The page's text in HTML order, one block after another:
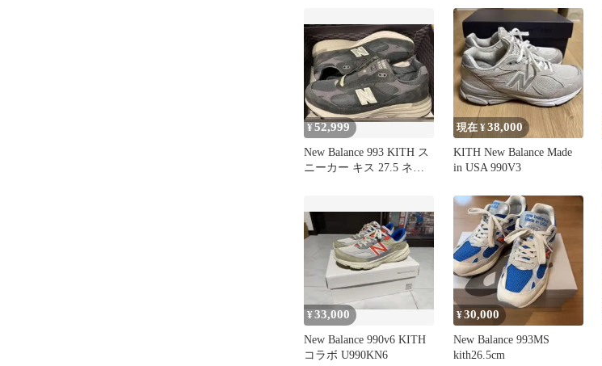
¥52,999
New Balance 993 KITH ス
ニーカー キス 27.5 ネイ
現在 ¥38,000
KITH New Balance Made
in USA 990V3
¥33,000
New Balance 990v6 KITH
コラボ U990KN6
¥30,000
New Balance 993MS
kith26.5cm